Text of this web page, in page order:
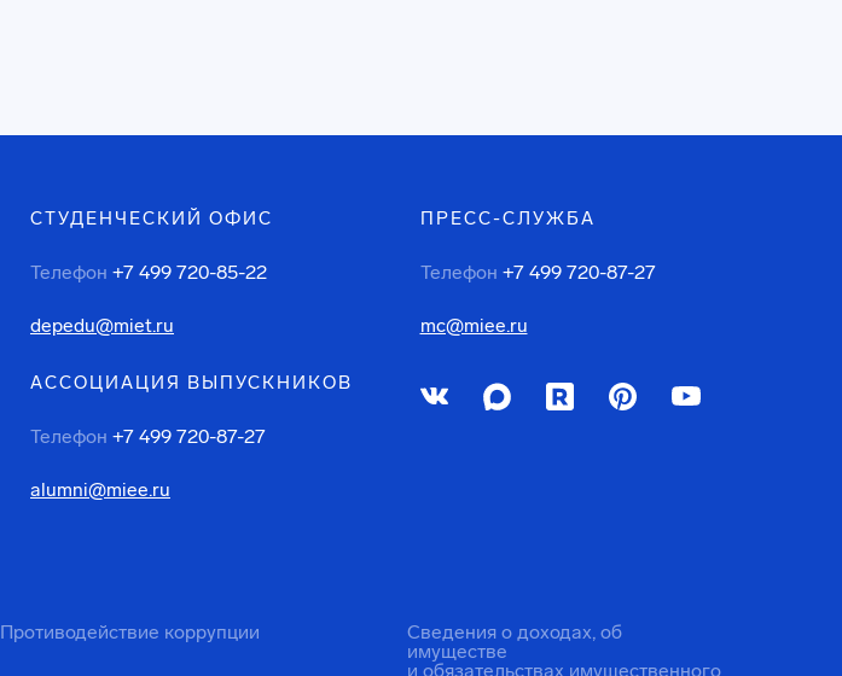
СТУДЕНЧЕСКИЙ ОФИС
Телефон +7 499 720-85-22
depedu@miet.ru
АССОЦИАЦИЯ ВЫПУСКНИКОВ
Телефон +7 499 720-87-27
alumni@miee.ru
ПРЕСС-СЛУЖБА
Телефон +7 499 720-87-27
mc@miee.ru
Противодействие коррупции
Сведения о доходах, об
имуществе
и обязательствах имущественного